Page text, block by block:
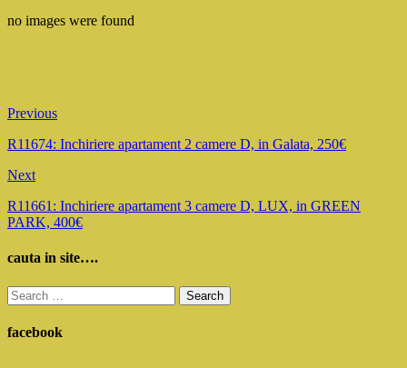
no images were found
Previous
R11674: Inchiriere apartament 2 camere D, in Galata, 250€
Next
R11661: Inchiriere apartament 3 camere D, LUX, in GREEN
PARK, 400€
cauta in site….
Search
for:
facebook